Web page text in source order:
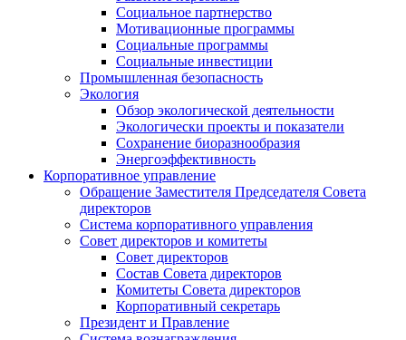
Социальное партнерство
Мотивационные программы
Социальные программы
Социальные инвестиции
Промышленная безопасность
Экология
Обзор экологической деятельности
Экологически проекты и показатели
Сохранение биоразнообразия
Энергоэффективность
Корпоративное управление
Обращение Заместителя Председателя Совета
директоров
Система корпоративного управления
Совет директоров и комитеты
Совет директоров
Состав Совета директоров
Комитеты Совета директоров
Корпоративный секретарь
Президент и Правление